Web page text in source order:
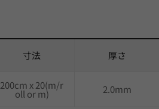
寸法 厚さ
200cm x 20(m/r
oll or m) 2.0mm